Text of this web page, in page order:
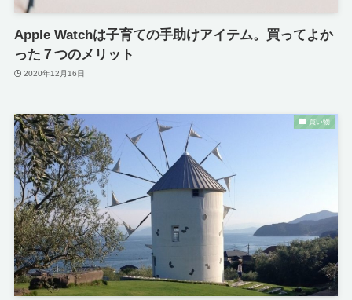
Apple Watchは子育ての手助けアイテム。買ってよか
った７つのメリット
2020年12月16日
買い物